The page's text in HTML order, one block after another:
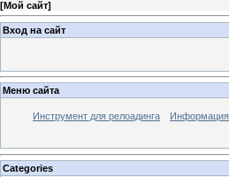
[Мой сайт]
Вход на сайт
Меню сайта
Инструмент для релоадинга Информация
Categories